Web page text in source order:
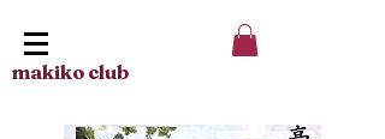
makiko club